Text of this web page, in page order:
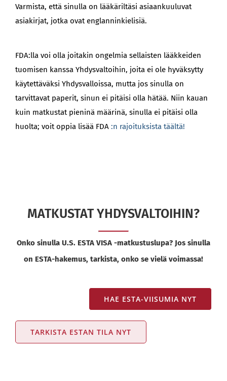
Varmista, että sinulla on lääkäriltäsi asiaankuuluvat
asiakirjat, jotka ovat englanninkielisiä.
FDA:lla voi olla joitakin ongelmia sellaisten lääkkeiden
tuomisen kanssa Yhdysvaltoihin, joita ei ole hyväksytty
käytettäväksi Yhdysvalloissa, mutta jos sinulla on
tarvittavat paperit, sinun ei pitäisi olla hätää. Niin kauan
kuin matkustat pieninä määrinä, sinulla ei pitäisi olla
huolta; voit oppia lisää FDA :n rajoituksista täältä!
MATKUSTAT YHDYSVALTOIHIN?
Onko sinulla U.S. ESTA VISA -matkustuslupa? Jos sinulla
on ESTA-hakemus, tarkista, onko se vielä voimassa!
HAE ESTA-VIISUMIA NYT
TARKISTA ESTAN TILA NYT